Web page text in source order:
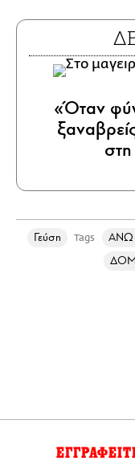
«Όταν
Γεύση Tags ΑΝΩ